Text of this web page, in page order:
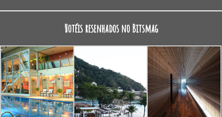
Hotéis resenhados no Bitsmag